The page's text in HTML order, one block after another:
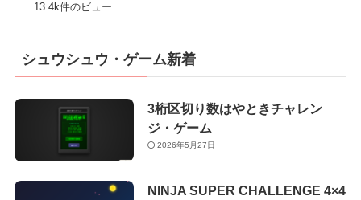
13.4k件のビュー
シュウシュウ・ゲーム新着
3桁区切り数はやときチャレン
ジ・ゲーム
2026年5月27日
NINJA SUPER CHALLENGE 4×4